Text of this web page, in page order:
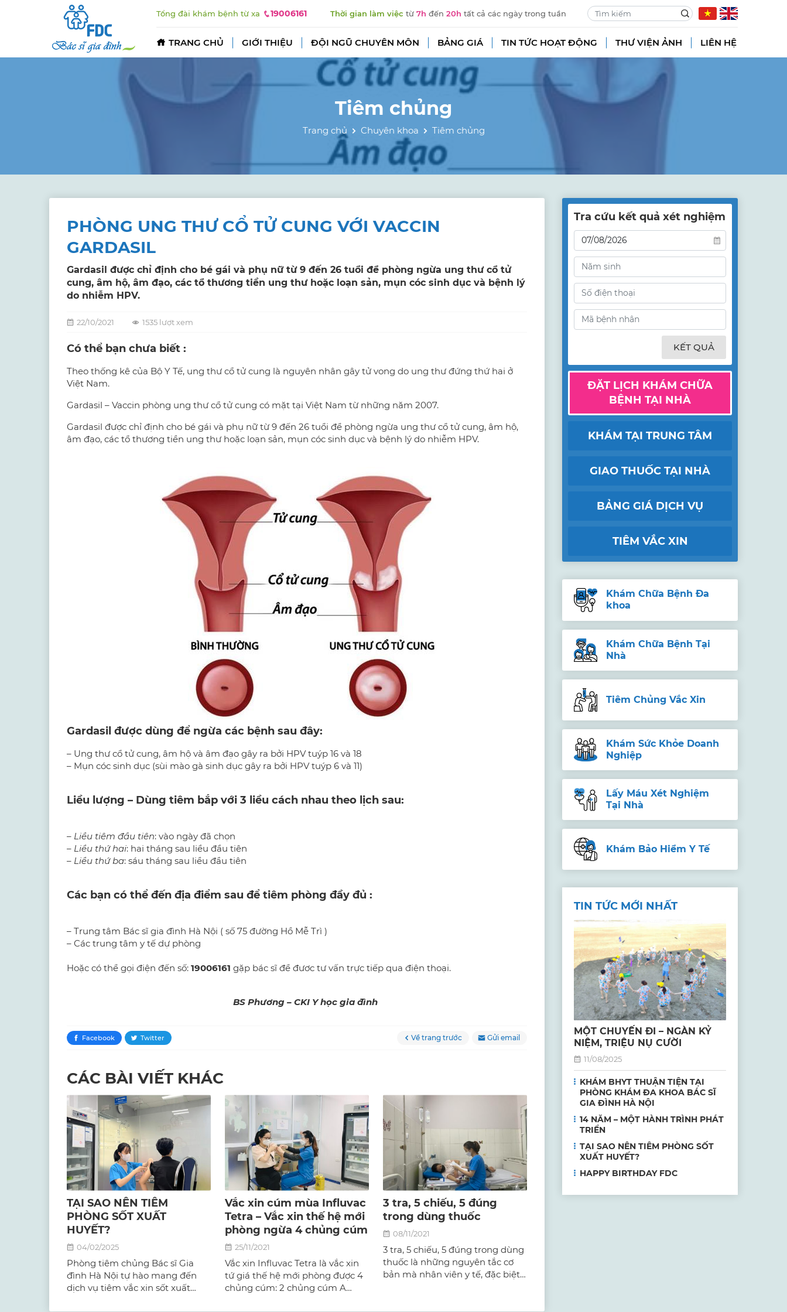
Tổng đài khám bệnh từ xa 19006161 Thời gian làm việc từ 7h đến 20h tất cả các ngày trong tuần
TRANG CHỦ GIỚI THIỆU ĐỘI NGŨ CHUYÊN MÔN BẢNG GIÁ TIN TỨC HOẠT ĐỘNG THƯ VIỆN ẢNH LIÊN HỆ
Tiêm chủng
Trang chủ Chuyên khoa Tiêm chủng
PHÒNG UNG THƯ CỔ TỬ CUNG VỚI VACCIN
GARDASIL
Gardasil được chỉ định cho bé gái và phụ nữ từ 9 đến 26 tuổi để phòng ngừa ung thư cổ tử
cung, âm hộ, âm đạo, các tổ thương tiền ung thư hoặc loạn sản, mụn cóc sinh dục và bệnh lý
do nhiễm HPV.
22/10/2021 1535 lượt xem
Có thể bạn chưa biết :
Theo thống kê của Bộ Y Tế, ung thư cổ tử cung là nguyên nhân gây tử vong do ung thư đứng thứ hai ở
Việt Nam.
Gardasil – Vaccin phòng ung thư cổ tử cung có mặt tại Việt Nam từ những năm 2007.
Gardasil được chỉ định cho bé gái và phụ nữ từ 9 đến 26 tuổi để phòng ngừa ung thư cổ tử cung, âm hộ,
âm đạo, các tổ thương tiền ung thư hoặc loạn sản, mụn cóc sinh dục và bệnh lý do nhiễm HPV.
Gardasil được dùng để ngừa các bệnh sau đây:
– Ung thư cổ tử cung, âm hộ và âm đạo gây ra bởi HPV tuýp 16 và 18
– Mụn cóc sinh dục (sùi mào gà sinh dục gây ra bởi HPV tuýp 6 và 11)
Liều lượng – Dùng tiêm bắp với 3 liều cách nhau theo lịch sau:
– Liều tiêm đầu tiên: vào ngày đã chọn
– Liều thứ hai: hai tháng sau liều đầu tiên
– Liều thứ ba: sáu tháng sau liều đầu tiên
Các bạn có thể đến địa điểm sau để tiêm phòng đầy đủ :
– Trung tâm Bác sĩ gia đình Hà Nội ( số 75 đường Hồ Mễ Trì )
– Các trung tâm y tế dự phòng
Hoặc có thể gọi điện đến số: 19006161 gặp bác sĩ để đươc tư vấn trực tiếp qua điện thoại.
BS Phương – CKI Y học gia đình
Facebook Twitter Về trang trước Gửi email
CÁC BÀI VIẾT KHÁC
TẠI SAO NÊN TIÊM
PHÒNG SỐT XUẤT
HUYẾT?
04/02/2025
Phòng tiêm chủng Bác sĩ Gia
đình Hà Nội tự hào mang đến
dịch vụ tiêm vắc xin sốt xuất
Vắc xin cúm mùa Influvac
Tetra – Vắc xin thế hệ mới
phòng ngừa 4 chủng cúm
25/11/2021
Vắc xin Influvac Tetra là vắc xin
tứ giá thế hệ mới phòng được 4
chủng cúm: 2 chủng cúm A
3 tra, 5 chiếu, 5 đúng
trong dùng thuốc
08/11/2021
3 tra, 5 chiếu, 5 đúng trong dùng
thuốc là những nguyên tắc cơ
bản mà nhân viên y tế, đặc biệt
Tra cứu kết quả xét nghiệm
KẾT QUẢ
ĐẶT LỊCH KHÁM CHỮA
BỆNH TẠI NHÀ
KHÁM TẠI TRUNG TÂM
GIAO THUỐC TẠI NHÀ
BẢNG GIÁ DỊCH VỤ
TIÊM VẮC XIN
Khám Chữa Bệnh Đa
khoa
Khám Chữa Bệnh Tại
Nhà
Tiêm Chủng Vắc Xin
Khám Sức Khỏe Doanh
Nghiệp
Lấy Máu Xét Nghiệm
Tại Nhà
Khám Bảo Hiểm Y Tế
TIN TỨC MỚI NHẤT
MỘT CHUYẾN ĐI – NGÀN KỶ
NIỆM, TRIỆU NỤ CƯỜI
11/08/2025
KHÁM BHYT THUẬN TIỆN TẠI
PHÒNG KHÁM ĐA KHOA BÁC SĨ
GIA ĐÌNH HÀ NỘI
14 NĂM – MỘT HÀNH TRÌNH PHÁT
TRIỂN
TẠI SAO NÊN TIÊM PHÒNG SỐT
XUẤT HUYẾT?
HAPPY BIRTHDAY FDC